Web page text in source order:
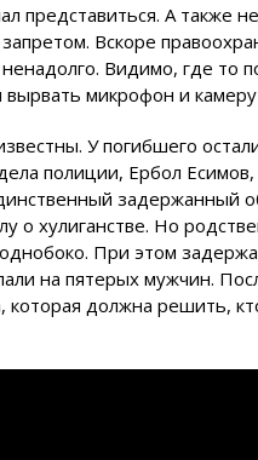
представиться. А также
Вскоре
Видимо, где то
микрофон и
У погибшего
полиции, Ербол
задержанный
о хулиганстве. Но
При этом
на пятерых мужчин.
которая должна решить,